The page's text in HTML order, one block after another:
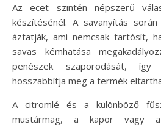
Az ecet szintén népszerű
készítésénél. A savanyítás
áztatják, ami nemcsak tartósít,
savas kémhatása
penészek szaporodását, így
hosszabbítja meg a termék
A citromlé és a különböző
mustármag, a kapor vagy a